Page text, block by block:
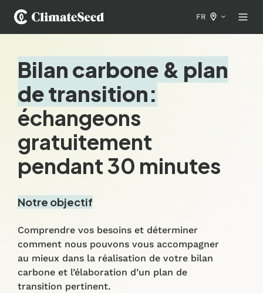
FR
Bilan carbone & plan
de transition:
échangeons
gratuitement
pendant 30 minutes
Notre objectif
Comprendre vos besoins et déterminer
comment nous pouvons vous accompagner
au mieux dans la réalisation de votre bilan
carbone et l’élaboration d’un plan de
transition pertinent.